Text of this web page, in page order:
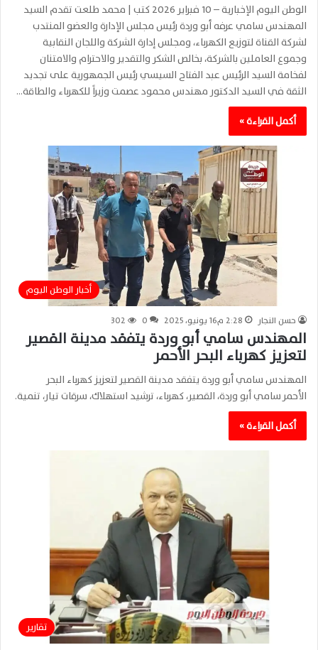
الوطن اليوم الإخبارية – 10 فبراير 2026 كتب | محمد طلعت تقدم السيد
المهندس سامي عرفه أبو وردة رئيس مجلس الإدارة والعضو المنتدب
لشركة القناة لتوزيع الكهرباء، ومجلس إدارة الشركة واللجان النقابية
وجموع العاملين بالشركة، بخالص الشكر والتقدير والاحترام والامتنان
لفخامة السيد الرئيس عبد الفتاح السيسي رئيس الجمهورية على تجديد
الثقة في السيد الدكتور مهندس محمود عصمت وزيراً للكهرباء والطاقة…
أكمل القراءة »
أخبار الوطن اليوم
حسن النجار 2:28 م16 يونيو، 2025 0
302
المهندس سامي أبو وردة يتفقد مدينة القصير
لتعزيز كهرباء البحر الأحمر
المهندس سامي أبو وردة يتفقد مدينة القصير لتعزيز كهرباء البحر
الأحمر سامي أبو وردة، القصير، كهرباء، ترشيد استهلاك، سرقات تيار، تنمية.
أكمل القراءة »
تقارير